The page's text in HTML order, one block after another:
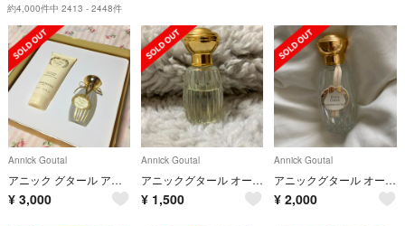
約4,000件中 2413 - 2448件
Annick Goutal
アニック グタール アン マタン ドラージュ ANNICK GOUTAL
¥ 3,000
Annick Goutal
アニックグタール オードパルファム プチシェリー
¥ 1,500
Annick Goutal
アニックグタール オードトワレ プチシェリー
¥ 2,000